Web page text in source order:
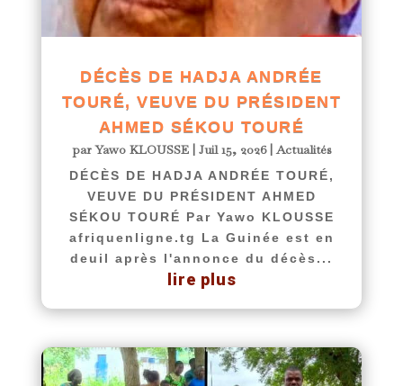
DÉCÈS DE HADJA ANDRÉE
TOURÉ, VEUVE DU PRÉSIDENT
AHMED SÉKOU TOURÉ
parYawo KLOUSSE| Juil 15, 2026|Actualités
DÉCÈS DE HADJA ANDRÉE TOURÉ,
VEUVE DU PRÉSIDENT AHMED
SÉKOU TOURÉ Par Yawo KLOUSSE
afriquenligne.tg La Guinée est en
deuil après l'annonce du décès...
lire plus